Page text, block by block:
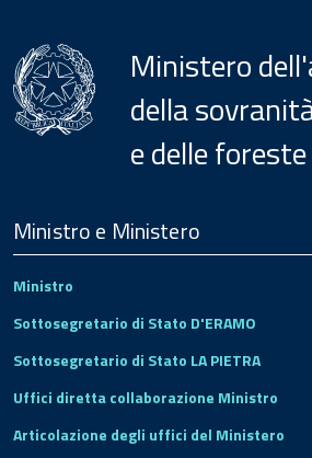
Ministero
della
e delle foreste
Footer
Ministro e Ministero
Ministro
Sottosegretario di Stato D'ERAMO
Sottosegretario di Stato LA PIETRA
Uffici diretta collaborazione Ministro
Articolazione degli uffici del Ministero